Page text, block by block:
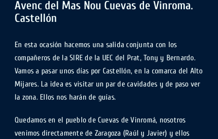
Avenc del Mas Nou Cuevas de Vinroma.
Castellón
En esta ocasión hacemos una salida conjunta con los
compañeros de la SIRE de la UEC del Prat, Tony y Bernardo.
Vamos a pasar unos días por Castellón, en la comarca del Alto
Mijares. La idea es visitar un par de cavidades y de paso ver
la zona. Ellos nos harán de guías.
Quedamos en el pueblo de Cuevas de Vinromá, nosotros
venimos directamente de Zaragoza (Raúl y Javier) y ellos